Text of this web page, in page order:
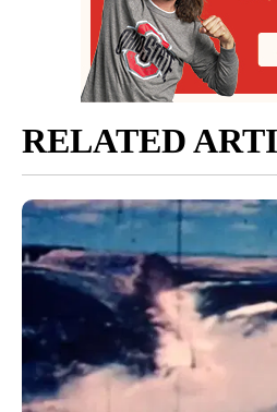
RELATED